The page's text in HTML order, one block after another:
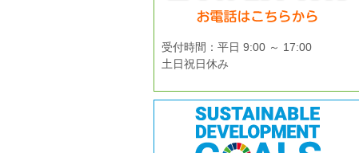
受付時間：平日 9:00 ～ 17:00
土日祝日休み